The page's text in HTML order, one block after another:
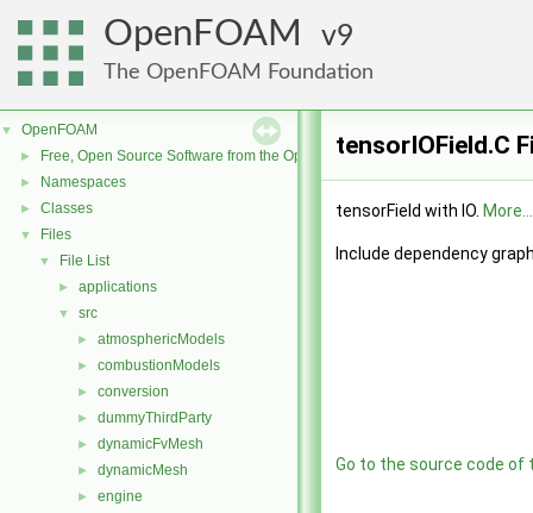
OpenFOAM 9
The OpenFOAM Foundation
▼ OpenFOAM
► Free, Open Source Software from the OpenFOAM Foundation
► Namespaces
► Classes
▼ Files
▼ File List
► applications
▼ src
► atmosphericModels
► combustionModels
► conversion
► dummyThirdParty
► dynamicFvMesh
► dynamicMesh
► engine
tensorIOField.C
tensorField with IO. More...
Include dependency
Go to the source code of